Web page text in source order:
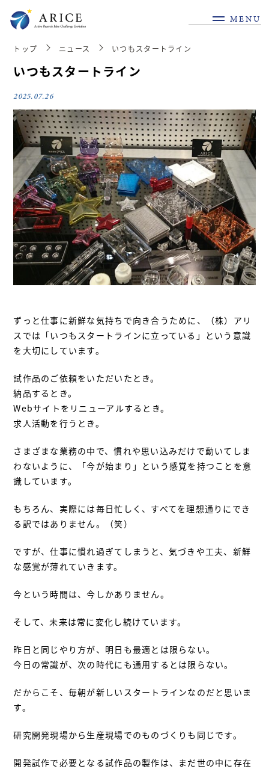
MENU
トップ ニュース いつもスタートライン
いつもスタートライン
2025.07.26
ずっと仕事に新鮮な気持ちで向き合うために、（株）アリ
スでは「いつもスタートラインに立っている」という意識
を大切にしています。
試作品のご依頼をいただいたとき。
納品するとき。
Webサイトをリニューアルするとき。
求人活動を行うとき。
さまざまな業務の中で、慣れや思い込みだけで動いてしま
わないように、「今が始まり」という感覚を持つことを意
識しています。
もちろん、実際には毎日忙しく、すべてを理想通りにでき
る訳ではありません。（笑）
ですが、仕事に慣れ過ぎてしまうと、気づきや工夫、新鮮
な感覚が薄れていきます。
今という時間は、今しかありません。
そして、未来は常に変化し続けています。
昨日と同じやり方が、明日も最適とは限らない。
今日の常識が、次の時代にも通用するとは限らない。
だからこそ、毎朝が新しいスタートラインなのだと思いま
す。
研究開発現場から生産現場でのものづくりも同じです。
開発試作で必要となる試作品の製作は、まだ世の中に存在